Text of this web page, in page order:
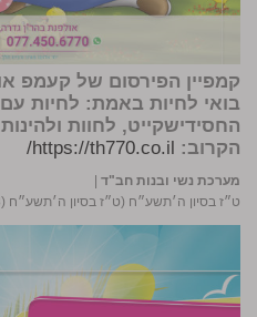
קמפיין הפירסום של קעמפ
בואי לחיות באמת: לחיות
החסידישקייט, לחוות
הקרוב: https://th770.co.il/
מערכת נשי ובנות חב"ד
ט״ז בסיון ה׳תשע״ח (ט״ז בסיון ה׳תשע״ח (30/05/2018))